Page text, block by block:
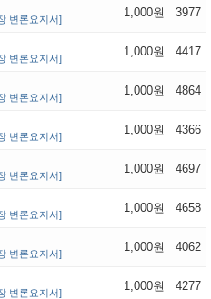
변론요지서] 1,000원 3977
변론요지서] 1,000원 4417
변론요지서] 1,000원 4864
변론요지서] 1,000원 4366
변론요지서] 1,000원 4697
변론요지서] 1,000원 4658
변론요지서] 1,000원 4062
변론요지서] 1,000원 4277